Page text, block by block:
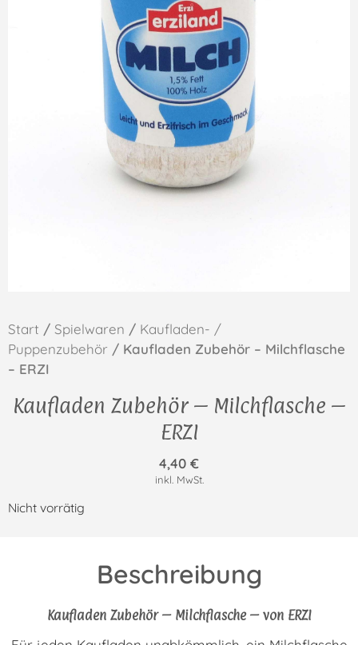
Start / Spielwaren / Kaufladen- /
Puppenzubehör / Kaufladen Zubehör – Milchflasche
– ERZI
Kaufladen Zubehör – Milchflasche –
ERZI
4,40 €
inkl. MwSt.
Nicht vorrätig
Beschreibung
Kaufladen Zubehör – Milchflasche – von ERZI